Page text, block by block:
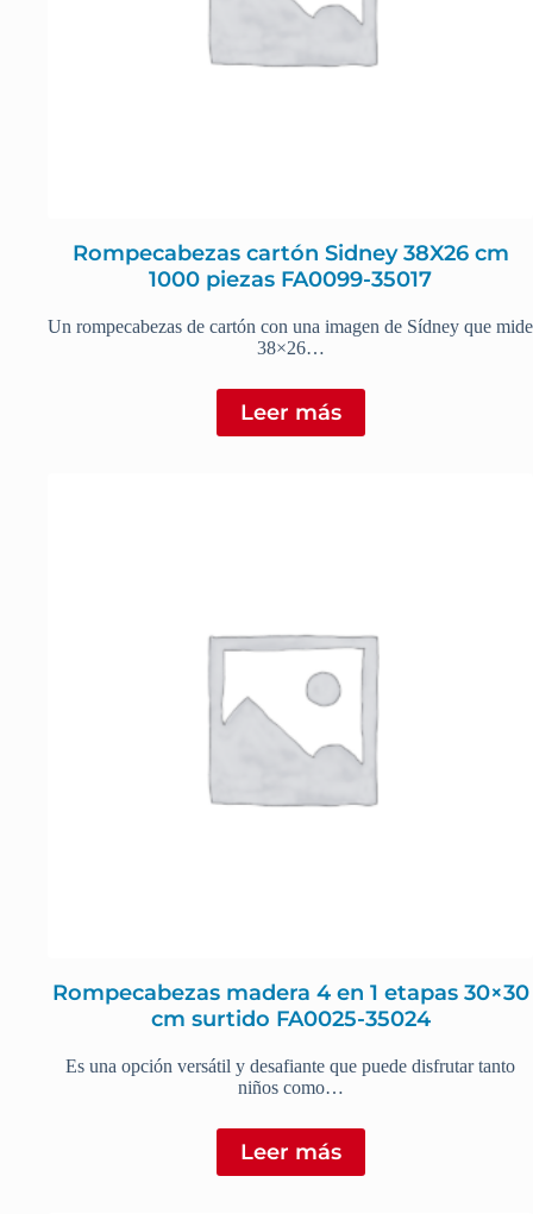
Rompecabezas cartón Sidney 38X26 cm
1000 piezas FA0099-35017
Un rompecabezas de cartón con una imagen de Sídney que mide
38×26…
Leer más
Rompecabezas madera 4 en 1 etapas 30×30
cm surtido FA0025-35024
Es una opción versátil y desafiante que puede disfrutar tanto
niños como…
Leer más